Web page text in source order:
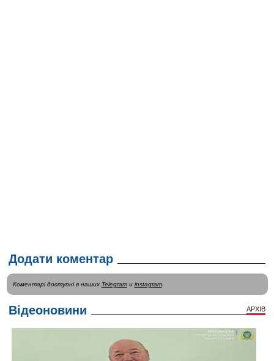
Додати коментар
Коментарі доступні в наших Telegramи instagram.
Відеоновини АРХІВ